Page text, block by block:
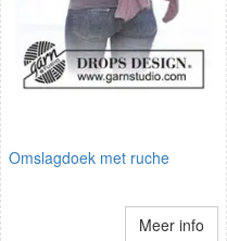
Omslagdoek met ruche
Meer info